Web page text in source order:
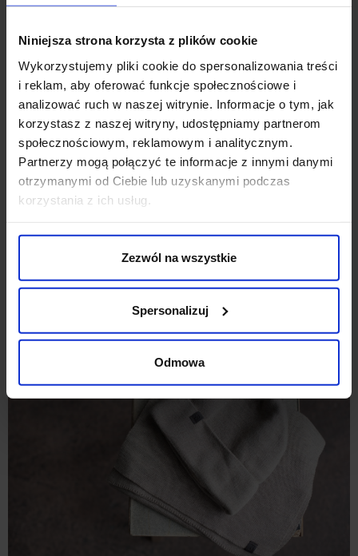
Niniejsza strona korzysta z plików cookie
Wykorzystujemy pliki cookie do spersonalizowania treści
i reklam, aby oferować funkcje społecznościowe i
analizować ruch w naszej witrynie. Informacje o tym, jak
korzystasz z naszej witryny, udostępniamy partnerom
społecznościowym, reklamowym i analitycznym.
Partnerzy mogą połączyć te informacje z innymi danymi
otrzymanymi od Ciebie lub uzyskanymi podczas
korzystania z ich usług.
Zezwól na wszystkie
Spersonalizuj
Odmowa
nowoczesnego i klasycznego stylu, to kaszkiet (np.brązowy
Taka czapka dodaje tajemniczości, klasy i wyrafinowania do
Jaką czapkę do męskiego płaszcza wybrać?
Podsumowanie
Dobrze dopasowane nakrycie głowy to niezbędny dodatek do
zimowej stylizacji. Wybierając czapkę do męskiego płaszcza,
warto pamiętać o kilku zasadach, aby zachować harmonijność
outfitu.Do eleganckich okryć wierzchnich, takich jak modele
różnych odcieniach, które świetnie dopełnią każdą stylizację.
Wyjątkowe modele czapek łączą elegancję z praktycznością,
zapewniając ciepło i stylowy wyglądprzez całą zimę.